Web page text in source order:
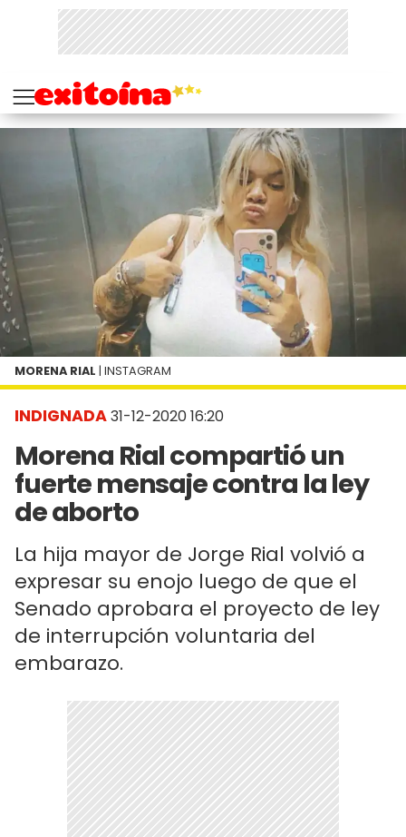
INDIGNADA31-12-2020 16:20
Morena Rial compartió un
fuerte mensaje contra la ley
de aborto
La hija mayor de Jorge Rial volvió a
expresar su enojo luego de que el
Senado aprobara el proyecto de ley
de interrupción voluntaria del
embarazo.
MORENA RIAL | INSTAGRAM